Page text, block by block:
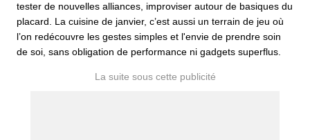
tester de nouvelles alliances, improviser autour de basiques du
placard. La cuisine de janvier, c’est aussi un terrain de jeu où
l’on redécouvre les gestes simples et l'envie de prendre soin
de soi, sans obligation de performance ni gadgets superflus.